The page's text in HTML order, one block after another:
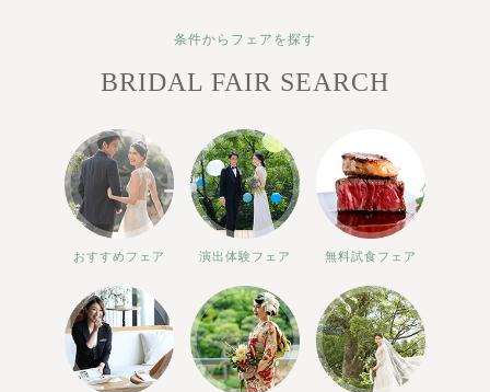
条件からフェアを探す
BRIDAL FAIR SEARCH
おすすめフェア 演出体験フェア 無料試食フェア